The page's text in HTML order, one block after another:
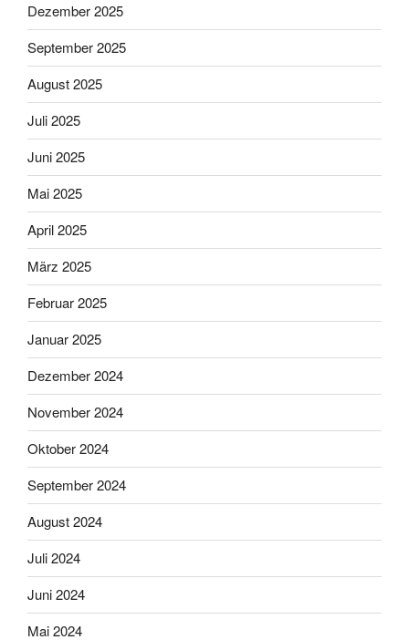
Dezember 2025
September 2025
August 2025
Juli 2025
Juni 2025
Mai 2025
April 2025
März 2025
Februar 2025
Januar 2025
Dezember 2024
November 2024
Oktober 2024
September 2024
August 2024
Juli 2024
Juni 2024
Mai 2024